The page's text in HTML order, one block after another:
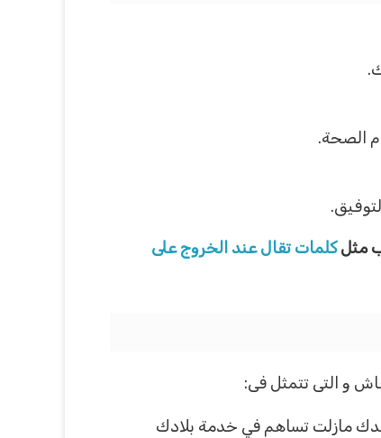
الصحة.
مثلكلمات تقال عند الخروج على
و التى تتمثل فى:
مازلت تساهم في خدمة بلادك